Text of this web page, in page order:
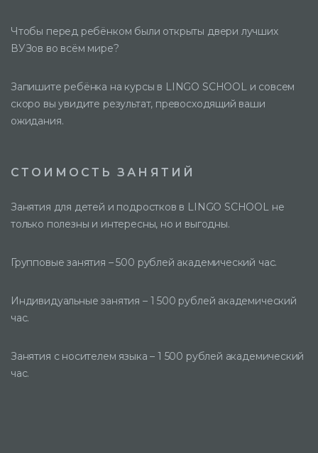
Чтобы перед ребёнком были открыты двери лучших
ВУЗов во всём мире?
Запишите ребёнка на курсы в LINGO SCHOOL и совсем
скоро вы увидите результат, превосходящий ваши
ожидания.
СТОИМОСТЬ ЗАНЯТИЙ
Занятия для детей и подростков в LINGO SCHOOL не
только полезны и интересны, но и выгодны.
Групповые занятия – 500 рублей академический час.
Индивидуальные занятия – 1 500 рублей академический
час.
Занятия с носителем языка – 1 500 рублей академический
час.